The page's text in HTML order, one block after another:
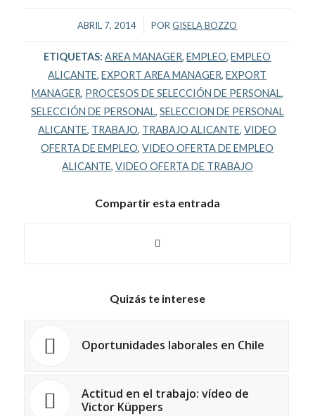
ABRIL 7, 2014
/ PORGISELA BOZZO
ETIQUETAS: AREA MANAGER,EMPLEO,EMPLEO
ALICANTE,EXPORT AREA MANAGER,EXPORT
MANAGER, PROCESOS DE SELECCIÓN DE PERSONAL,
SELECCIÓN DE PERSONAL, SELECCION DE PERSONAL
ALICANTE, TRABAJO, TRABAJO ALICANTE,VIDEO
OFERTA DE EMPLEO,VIDEO OFERTA DE EMPLEO
ALICANTE, VIDEO OFERTA DE TRABAJO
Compartir esta entrada
Quizás te interese
Oportunidades laborales en Chile
Actitud en el trabajo: vídeo de
Victor Küppers